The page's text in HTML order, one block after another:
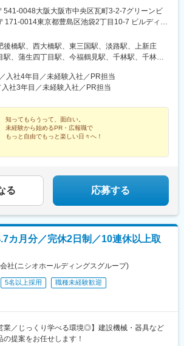
541-0048大阪大阪市中央区瓦町3-2-7グリーンビ
171-0014東京都豊島区池袋2丁目10-7 ビルディン
橋支店】〒113-0033東京都文京区本郷2-15-12Tsビ
】〒321-0953栃木県宇都宮市東宿郷5丁目1-16 ル
【その他勤務地】・関西圏内（兵庫県、京都府、
ます。
後橋駅、西大橋駅、東三国駅、淡路駅、上新庄
駅、蒲生四丁目駅、今福鶴見駅、千林駅、千林大
正駅(大阪府)、岸里駅、東玉出駅、今池駅(大阪
鉄)、帝塚山四丁目駅、あびこ駅、平林駅(大阪
、吹田駅(東海道本線)、南千里駅、千里中央駅(北
駅、緑地公園駅、高槻駅、摂津富田駅、茨木市
樟葉駅、香里園駅、住道駅、近鉄八尾駅、志紀
、深江橋駅、河内小阪駅、富田林駅、大阪狭山市
内長野駅、高見ノ里駅、河内天美駅、河内松原
ンド駅、貿易センター駅、旧居留地・大丸前駅、
東海道)、御影駅(兵庫県・阪神線)、深江駅(兵庫
大石駅、大開駅、湊川公園駅、鈴蘭台駅、フラワ
口駅(阪急線)、大久保駅(兵庫県)、山陽明石駅、魚
庫川女子大前駅、西宮北口駅、西宮駅(ＪＲ線)、久
(兵庫県)、芦屋駅(東海道本線)、伊丹駅(福知山
宝塚駅、宝塚南口駅、山本駅(兵庫県)、逆瀬川
ウン中央駅、三田駅(兵庫県)、加古川駅、東加古
小野駅(兵庫県)、広野ゴルフ場前駅、新西脇駅、篠
、北山駅(京都府)、一乗寺駅、北大路駅、鞍馬口
向日駅、六地蔵駅(京都市営)、桃山御陵前駅、京阪
入社4年目／未経験入社／PR担当
社3年目／未経験入社／PR担当
知ってもらうって、面白い。
未経験から始めるPR・広報職で
もっと自由でもっと楽しい日々へ！
■幅広いPRスキル
┗イベント企画からデザイン業務まで♪
■充実研修
る 応募する
カ月分／完休2日制／10連休以上取
社(ニシオホールディングスグループ)
5名以上採用
職種未経験歓迎
業／じっくり学べる環境◎】建設機械・器具など
の提案をお任せします！